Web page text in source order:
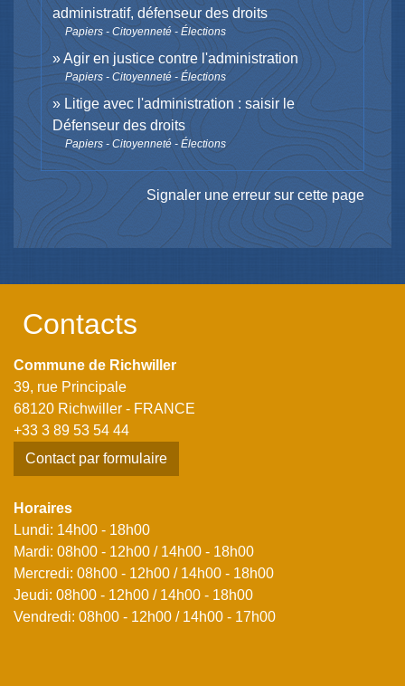
administratif, défenseur des droits
Papiers - Citoyenneté - Élections
Agir en justice contre l'administration
Papiers - Citoyenneté - Élections
Litige avec l'administration : saisir le
Défenseur des droits
Papiers - Citoyenneté - Élections
Signaler une erreur sur cette page
Contacts
Commune de Richwiller
39, rue Principale
68120 Richwiller - FRANCE
+33 3 89 53 54 44
Contact par formulaire
Horaires
Lundi: 14h00 - 18h00
Mardi: 08h00 - 12h00 / 14h00 - 18h00
Mercredi: 08h00 - 12h00 / 14h00 - 18h00
Jeudi: 08h00 - 12h00 / 14h00 - 18h00
Vendredi: 08h00 - 12h00 / 14h00 - 17h00